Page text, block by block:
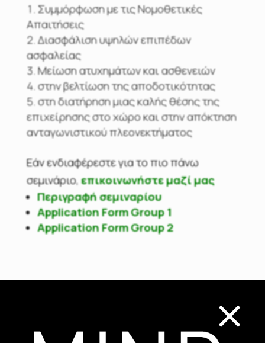
Συμμόρφωση με τις Νομοθετικές
Απαιτήσεις
Διασφάλιση υψηλών επιπέδων
ασφαλείας
Μείωση ατυχημάτων και ασθενειών
στην βελτίωση της αποδοτικότητας
στη διατήρηση μιας καλής θέσης της
επιχείρησης στο χώρο και στην απόκτηση
ανταγωνιστικού πλεονεκτήματος
Εάν ενδιαφέρεστε για το πιο πάνω
σεμινάριο,επικοινωνήστε μαζί μας
Περιγραφή σεμιναρίου
Application Form Group 1
Application Form Group 2
×